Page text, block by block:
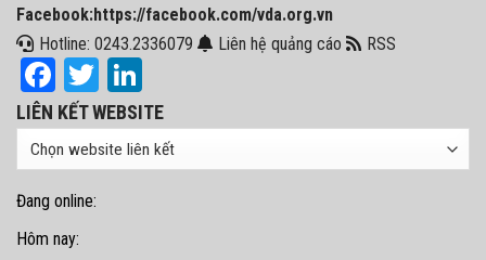
Facebook:https://facebook.com/vda.org.vn
Hotline: 0243.2336079
Liên hệ quảng cáo RSS
Facebook
Twitter
LIÊN KẾT WEBSITE
Đang online:
Hôm nay: